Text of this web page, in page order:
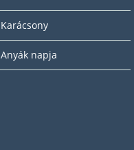
Karácsony
Anyák napja